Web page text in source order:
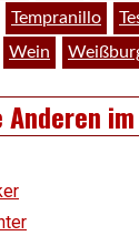
Tempranillo
Wein
Anderen